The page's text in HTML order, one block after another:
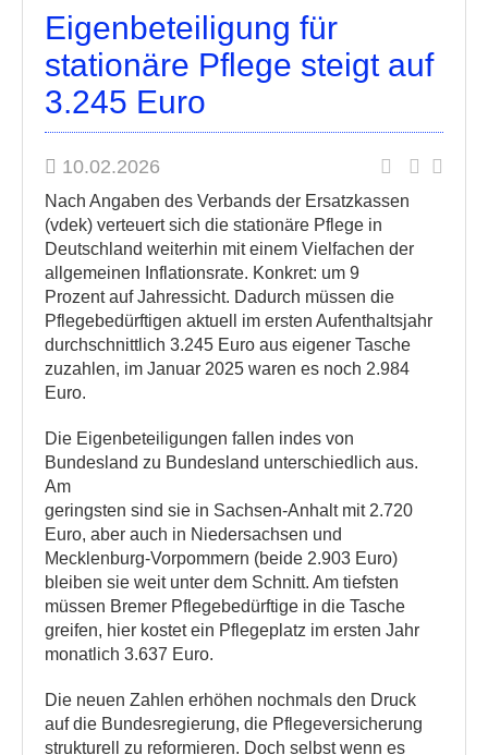
Eigenbeteiligung für
stationäre Pflege steigt auf
3.245 Euro
10.02.2026
Nach Angaben des Verbands der Ersatzkassen
(vdek) verteuert sich die stationäre Pflege in
Deutschland weiterhin mit einem Vielfachen der
allgemeinen Inflationsrate. Konkret: um 9
Prozent auf Jahressicht. Dadurch müssen die
Pflegebedürftigen aktuell im ersten Aufenthaltsjahr
durchschnittlich 3.245 Euro aus eigener Tasche
zuzahlen, im Januar 2025 waren es noch 2.984
Euro.
Die Eigenbeteiligungen fallen indes von
Bundesland zu Bundesland unterschiedlich aus.
Am
geringsten sind sie in Sachsen-Anhalt mit 2.720
Euro, aber auch in Niedersachsen und
Mecklenburg-Vorpommern (beide 2.903 Euro)
bleiben sie weit unter dem Schnitt. Am tiefsten
müssen Bremer Pflegebedürftige in die Tasche
greifen, hier kostet ein Pflegeplatz im ersten Jahr
monatlich 3.637 Euro.
Die neuen Zahlen erhöhen nochmals den Druck
auf die Bundesregierung, die Pflegeversicherung
strukturell zu reformieren. Doch selbst wenn es